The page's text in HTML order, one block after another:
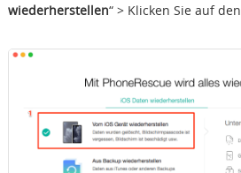
wiederherstellen“ > Klicken Sie auf